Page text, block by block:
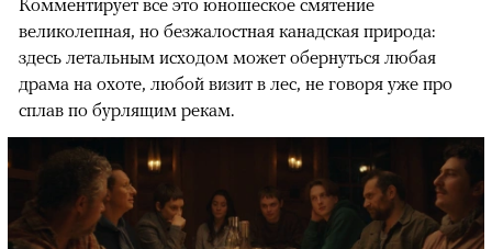
великолепная, но безжалостная канадская природа:
здесь летальным исходом может обернуться любая
драма на охоте, любой визит в лес, не говоря уже про
сплав по бурлящим рекам.